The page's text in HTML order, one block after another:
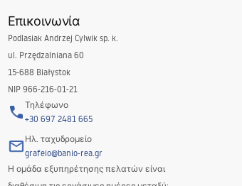
Επικοινωνία
Podlasiak Andrzej Cylwik sp. k.
ul. Przędzalniana 60
15-688 Białystok
NIP 966-216-01-21
Τηλέφωνο
+30 697 2481 665
Ηλ. ταχυδρομείο
grafeio@banio-rea.gr
Η ομάδα εξυπηρέτησης πελατών είναι